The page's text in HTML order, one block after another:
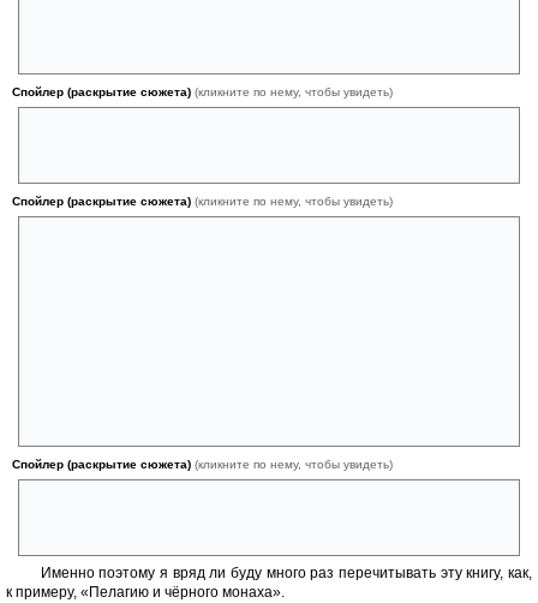
Спойлер (раскрытие сюжета) (кликните по нему, чтобы увидеть)
Спойлер (раскрытие сюжета) (кликните по нему, чтобы увидеть)
Спойлер (раскрытие сюжета) (кликните по нему, чтобы увидеть)
Именно поэтому я вряд ли буду много раз перечитывать эту книгу, как,
к примеру, «Пелагию и чёрного монаха».